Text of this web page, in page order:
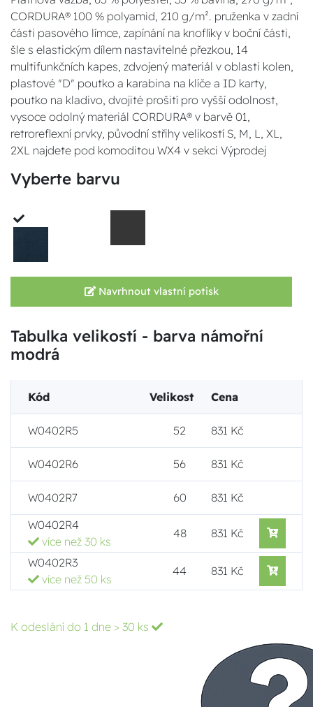
CORDURA® 100 % polyamid, 210 g/m². pruženka v zadní
části pasového límce, zapínání na knoflíky v boční části,
šle s elastickým dílem nastavitelné přezkou, 14
multifunkčních kapes, zdvojený materiál v oblasti kolen,
plastové "D" poutko a karabina na klíče a ID karty,
poutko na kladivo, dvojité prošití pro vyšší odolnost,
vysoce odolný materiál CORDURA® v barvě 01,
retroreflexní prvky, původní střihy velikostí S, M, L, XL,
2XL najdete pod komoditou WX4 v sekci Výprodej
Vyberte barvu
Navrhnout vlastní potisk
Tabulka velikostí - barva námořní
modrá
Kód Velikost Cena
W0402R5 52 831 Kč
W0402R6 56 831 Kč
W0402R7 60
831 Kč
W0402R4
více než 30 ks
48 831 Kč
W0402R3
více než 50 ks
44 831 Kč
K odeslání do 1 dne > 30 ks